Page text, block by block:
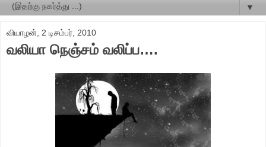
▼
வியாழன், 2 டிசம்பர், 2010
வலியா நெஞ்சம் வலிப்ப….